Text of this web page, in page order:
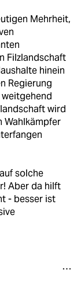
Mehrheit,
Filzlandschaft
hinein
Regierung
wird
Wahlkämpfer
solche
Aber da hilft
- besser ist